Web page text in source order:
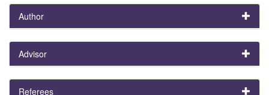
Author
Advisor
Referees